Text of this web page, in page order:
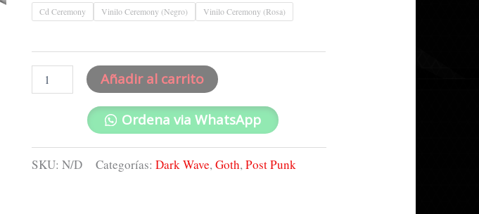
hasta
S/120.00
Cd Ceremony Vinilo Ceremony (Negro) Vinilo Ceremony (Rosa)
Añadir al carrito
Ordena via WhatsApp
SKU:N/D Categorías:Dark Wave,Goth,Post Punk